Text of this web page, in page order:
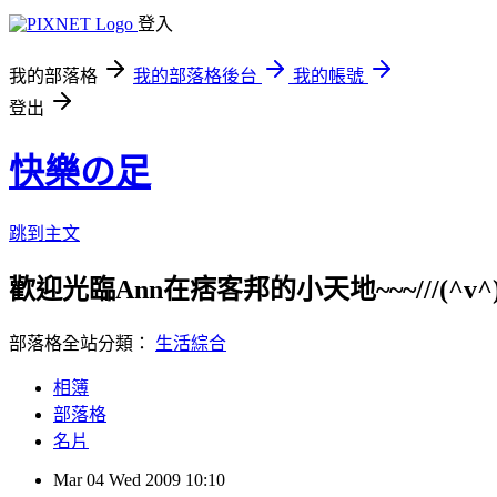
登入
我的部落格 我的部落格後台
我的帳號
登出
快樂の足
跳到主文
歡迎光臨Ann在痞客邦的小天地~~~///
部落格全站分類： 生活綜合
相簿
部落格
名片
Mar 04 Wed 2009 10:10